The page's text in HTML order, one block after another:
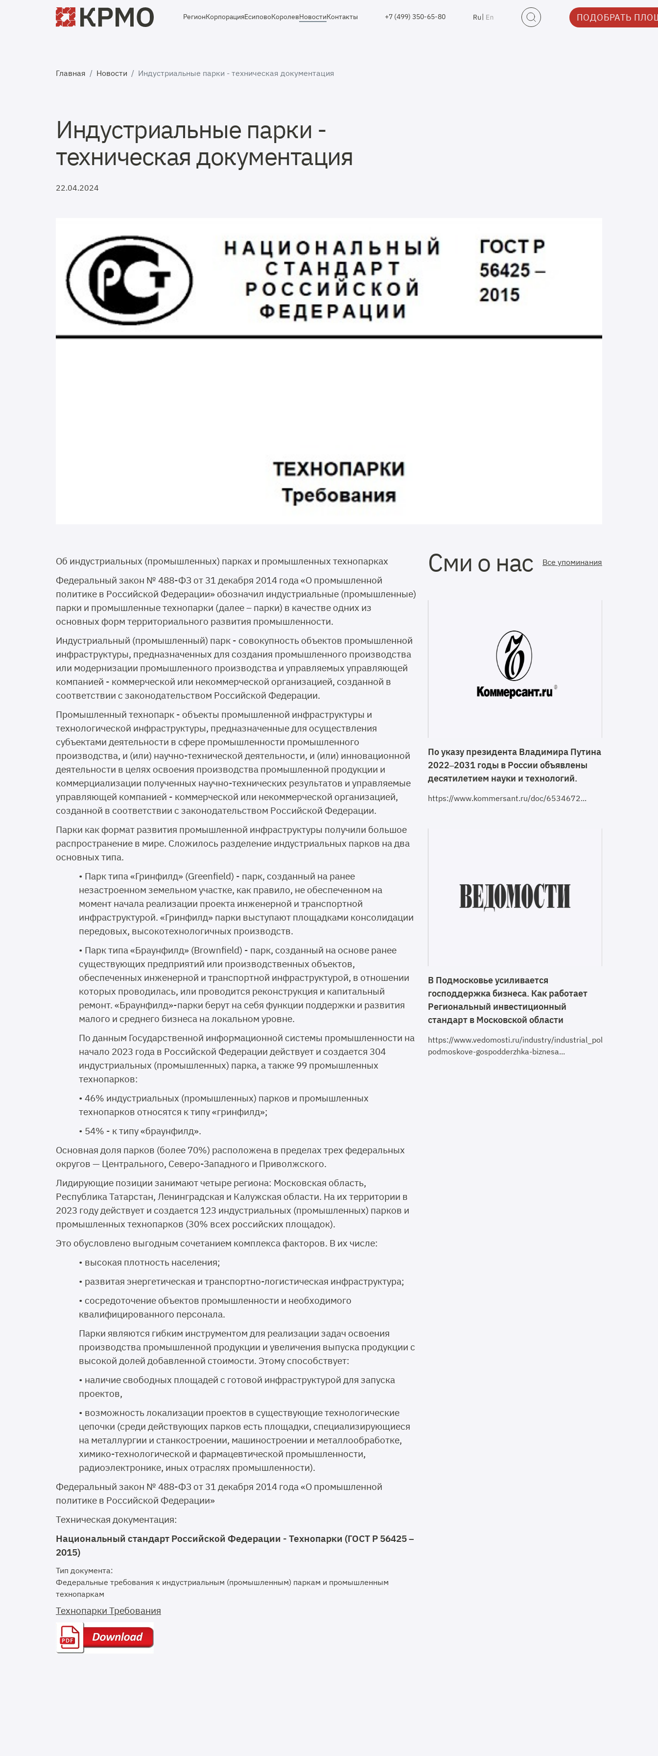
РегионКорпорацияЕсиповоКоролевНовостиКонтакты +7 (499) 350-65-80 | ПОДОБРАТЬ
Главная Новости Индустриальные парки - техническая документация
Индустриальные парки -
техническая документация
22.04.2024
Об индустриальных (промышленных) парках и промышленных технопарках
Федеральный закон № 488-ФЗ от 31 декабря 2014 года «О промышленной
политике в Российской Федерации» обозначил индустриальные (промышленные)
парки и промышленные технопарки (далее – парки) в качестве одних из
основных форм территориального развития промышленности.
Индустриальный (промышленный) парк - совокупность объектов промышленной
инфраструктуры, предназначенных для создания промышленного производства
или модернизации промышленного производства и управляемых управляющей
компанией - коммерческой или некоммерческой организацией, созданной в
соответствии с законодательством Российской Федерации.
Промышленный технопарк - объекты промышленной инфраструктуры и
технологической инфраструктуры, предназначенные для осуществления
субъектами деятельности в сфере промышленности промышленного
производства, и (или) научно-технической деятельности, и (или) инновационной
деятельности в целях освоения производства промышленной продукции и
коммерциализации полученных научно-технических результатов и управляемые
управляющей компанией - коммерческой или некоммерческой организацией,
созданной в соответствии с законодательством Российской Федерации.
Парки как формат развития промышленной инфраструктуры получили большое
распространение в мире. Сложилось разделение индустриальных парков на два
основных типа.
• Парк типа «Гринфилд» (Greenfield) - парк, созданный на ранее
незастроенном земельном участке, как правило, не обеспеченном на
момент начала реализации проекта инженерной и транспортной
инфраструктурой. «Гринфилд» парки выступают площадками консолидации
передовых, высокотехнологичных производств.
• Парк типа «Браунфилд» (Brownfield) - парк, созданный на основе ранее
существующих предприятий или производственных объектов,
обеспеченных инженерной и транспортной инфраструктурой, в отношении
которых проводилась, или проводится реконструкция и капитальный
ремонт. «Браунфилд»-парки берут на себя функции поддержки и развития
малого и среднего бизнеса на локальном уровне.
По данным Государственной информационной системы промышленности на
начало 2023 года в Российской Федерации действует и создается 304
индустриальных (промышленных) парка, а также 99 промышленных
технопарков:
• 46% индустриальных (промышленных) парков и промышленных
технопарков относятся к типу «гринфилд»;
• 54% - к типу «браунфилд».
Основная доля парков (более 70%) расположена в пределах трех федеральных
округов — Центрального, Северо-Западного и Приволжского.
Лидирующие позиции занимают четыре региона: Московская область,
Республика Татарстан, Ленинградская и Калужская области. На их территории в
2023 году действует и создается 123 индустриальных (промышленных) парков и
промышленных технопарков (30% всех российских площадок).
Это обусловлено выгодным сочетанием комплекса факторов. В их числе:
• высокая плотность населения;
• развитая энергетическая и транспортно-логистическая инфраструктура;
• сосредоточение объектов промышленности и необходимого
квалифицированного персонала.
Парки являются гибким инструментом для реализации задач освоения
производства промышленной продукции и увеличения выпуска продукции с
высокой долей добавленной стоимости. Этому способствует:
• наличие свободных площадей с готовой инфраструктурой для запуска
проектов,
• возможность локализации проектов в существующие технологические
цепочки (среди действующих парков есть площадки, специализирующиеся
на металлургии и станкостроении, машиностроении и металлообработке,
химико-технологической и фармацевтической промышленности,
радиоэлектронике, иных отраслях промышленности).
Федеральный закон № 488-ФЗ от 31 декабря 2014 года «О промышленной
политике в Российской Федерации»
Техническая документация:
Национальный стандарт Российской Федерации - Технопарки (ГОСТ Р 56425 –
2015)
Тип документа:
Федеральные требования к индустриальным (промышленным) паркам и промышленным
технопаркам
Технопарки Требования
Все упоминания
Сми о нас
По указу президента Владимира Путина
2022–2031 годы в России объявлены
десятилетием науки и технологий.
https://www.kommersant.ru/doc/6534672...
В Подмосковье усиливается
господдержка бизнеса. Как работает
Региональный инвестиционный
стандарт в Московской области
https://www.vedomosti.ru/industry/industrial_policy/articles/
podmoskove-gospodderzhka-biznesa...